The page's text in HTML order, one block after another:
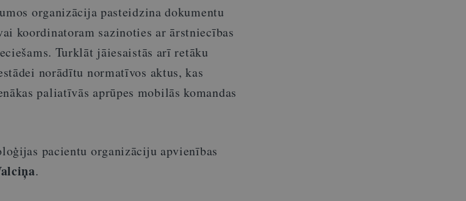
organizācija pasteidzina dokumentu
koordinatoram sazinoties ar ārstniecības
Turklāt jāiesaistās arī retāku
norādītu normatīvos aktus, kas
paliatīvās aprūpes mobilās komandas
pacientu organizāciju apvienības
.